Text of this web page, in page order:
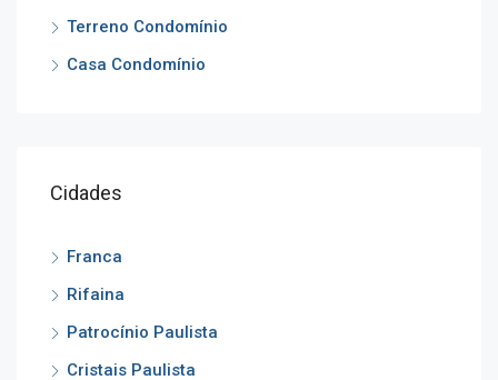
Terreno Condomínio
Casa Condomínio
Cidades
Franca
Rifaina
Patrocínio Paulista
Cristais Paulista